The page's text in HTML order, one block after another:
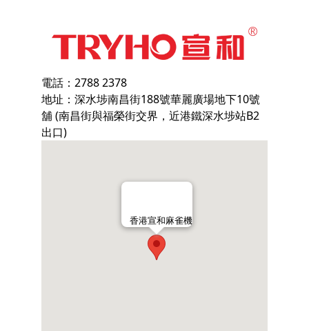
電話：2788 2378
地址：深水埗南昌街188號華麗廣場地下10號
舖 (南昌街與福榮街交界，近港鐵深水埗站B2
出口)
香港宣和麻雀機